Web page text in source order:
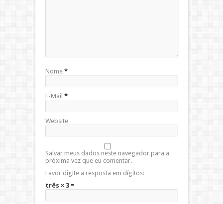
Nome *
E-Mail *
Website
Salvar meus dados neste navegador para a
próxima vez que eu comentar.
Favor digite a resposta em dígitos:
três × 3 =